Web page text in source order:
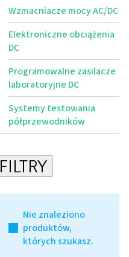
Wzmacniacze mocy AC/DC
Elektroniczne obciążenia
DC
Programowalne zasilacze
laboratoryjne DC
Systemy testowania
półprzewodników
FILTRY
Nie znaleziono
produktów,
których szukasz.